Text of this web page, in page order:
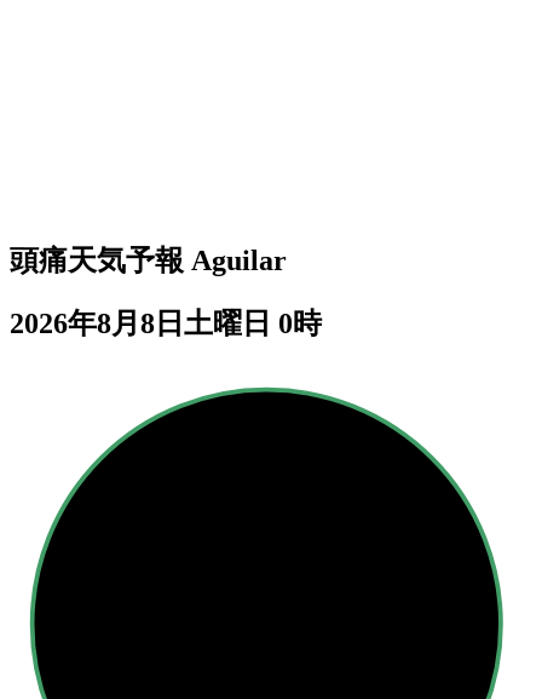
頭痛天気予報 Aguilar
2026年8月8日土曜日 0時